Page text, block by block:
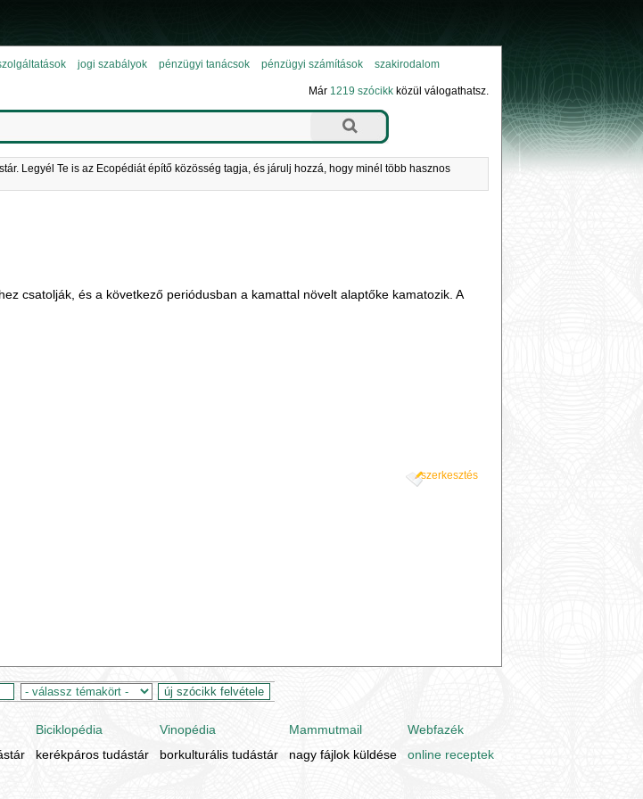
jogi szabályok pénzügyi tanácsok pénzügyi számítások
szakirodalom
Már 1219 szócikkközül válogathatsz.
Legyél Te is az Ecopédiát építő közösség tagja, és járulj hozzá, hogy minél több hasznos
csatolják, és a következő periódusban a kamattal növelt alaptőke kamatozik. A
szerkesztés
Biciklopédia Vinopédia Mammutmail
Webfazék
kerékpáros tudástár borkulturális tudástár nagy fájlok küldése online receptek